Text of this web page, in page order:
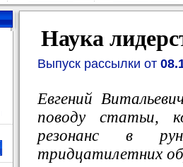
Наука
Выпуск рассылки от
Евгений
поводу статьи,
резонанс в
тридцатилетних